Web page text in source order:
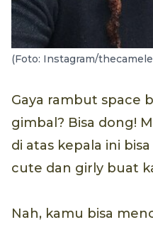
(Foto: Instagram/
Gaya rambut space
gimbal? Bisa dong!
di atas kepala ini
cute dan girly buat
Nah, kamu bisa